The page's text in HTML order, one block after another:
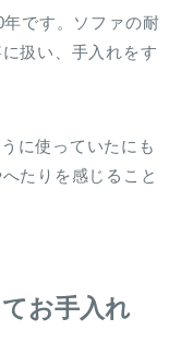
です。ソファの耐
扱い、手入れをす
に使っていたにも
たりを感じること
お手入れ